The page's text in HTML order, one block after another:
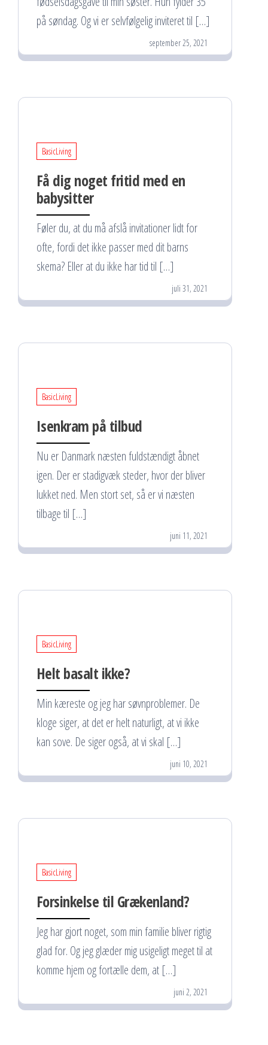
på søndag. Og vi er selvfølgelig inviteret til […]
september 25, 2021
BasicLiving
Få dig noget fritid med en
babysitter
Føler du, at du må afslå invitationer lidt for
ofte, fordi det ikke passer med dit barns
skema? Eller at du ikke har tid til […]
juli 31, 2021
BasicLiving
Isenkram på tilbud
Nu er Danmark næsten fuldstændigt åbnet
igen. Der er stadigvæk steder, hvor der bliver
lukket ned. Men stort set, så er vi næsten
tilbage til […]
juni 11, 2021
BasicLiving
Helt basalt ikke?
Min kæreste og jeg har søvnproblemer. De
kloge siger, at det er helt naturligt, at vi ikke
kan sove. De siger også, at vi skal […]
juni 10, 2021
BasicLiving
Forsinkelse til Grækenland?
Jeg har gjort noget, som min familie bliver rigtig
glad for. Og jeg glæder mig usigeligt meget til at
komme hjem og fortælle dem, at […]
juni 2, 2021